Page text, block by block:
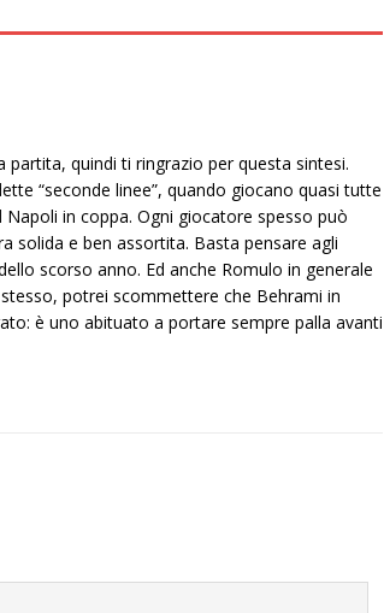
quindi ti ringrazio per questa sintesi.
“seconde linee”, quando giocano quasi tutte
in coppa. Ogni giocatore spesso può
solida e ben assortita. Basta pensare agli
scorso anno. Ed anche Romulo in generale
potrei scommettere che Behrami in
è uno abituato a portare sempre palla avanti